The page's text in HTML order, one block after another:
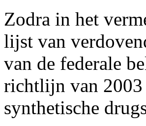
Zodra in het
lijst van
van de federale
richtlijn van 2003
synthetische